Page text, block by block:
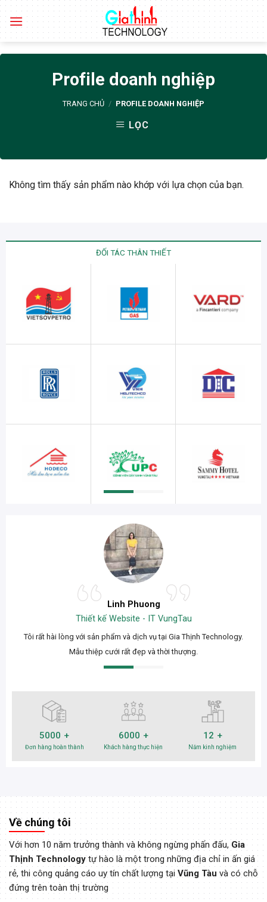
Skip
to
content
Profile doanh nghiệp
TRANG CHỦ / PROFILE DOANH NGHIỆP
LỌC
Không tìm thấy sản phẩm nào khớp với lựa chọn của bạn.
ĐỐI TÁC THÂN THIẾT
Linh Phuong
Thiết kế Website - IT VungTau
Tôi rất hài lòng với sản phẩm và dịch vụ tại Gia Thịnh Technology.
Mẫu thiệp cưới rất đẹp và thời thượng.
5000
Đơn hàng hoàn thành
6000
Khách hàng thực hiện
12
Năm kinh nghiệm
Về chúng tôi
Với hơn 10 năm trưởng thành và không ngừng phấn đấu,Gia
Thịnh Technologytự hào là một trong những địa chỉ in ấn giá
rẻ, thi công quảng cáo uy tín chất lượng tạiVũng Tàu và có chỗ
đứng trên toàn thị trường